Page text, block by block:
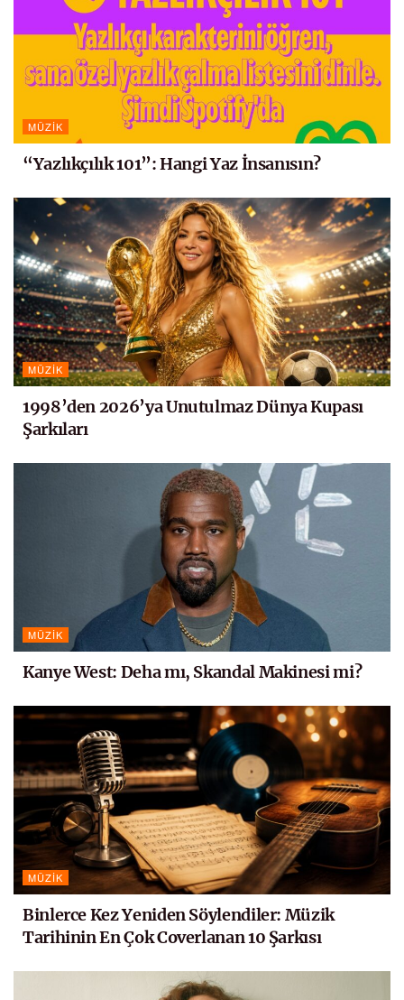
MÜZIK
“Yazlıkçılık 101”: Hangi Yaz İnsanısın?
MÜZIK
1998’den 2026’ya Unutulmaz Dünya Kupası
Şarkıları
MÜZIK
Kanye West: Deha mı, Skandal Makinesi mi?
MÜZIK
Binlerce Kez Yeniden Söylendiler: Müzik
Tarihinin En Çok Coverlanan 10 Şarkısı